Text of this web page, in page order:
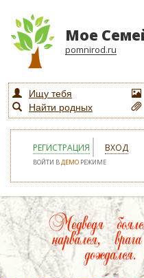
Мое
pomnirod.ru
Ищу тебя
Найти родных
РЕГИСТРАЦИЯ ВХОД
ВОЙТИ ВДЕМО РЕЖИМЕ
Медведя
нарвался,